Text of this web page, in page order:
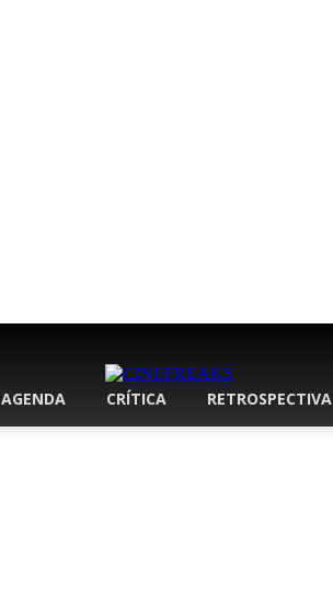
AGENDA CRÍTICA RETROSPECTIVA